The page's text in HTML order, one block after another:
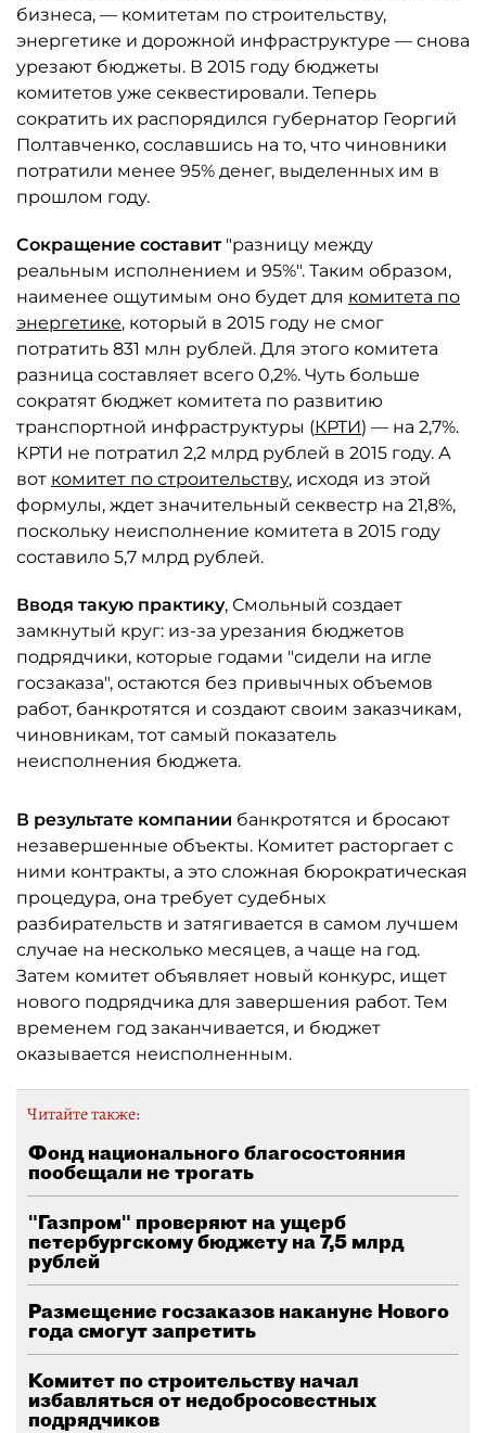
бизнеса, — комитетам по строительству,
энергетике и дорожной инфраструктуре — снова
урезают бюджеты. В 2015 году бюджеты
комитетов уже секвестировали. Теперь
сократить их распорядился губернатор Георгий
Полтавченко, сославшись на то, что чиновники
потратили менее 95% денег, выделенных им в
прошлом году.
Сокращение составит"разницу между
реальным исполнением и 95%". Таким образом,
наименее ощутимым оно будет для комитета по
энергетике, который в 2015 году не смог
потратить 831 млн рублей. Для этого комитета
разница составляет всего 0,2%. Чуть больше
сократят бюджет комитета по развитию
транспортной инфраструктуры (КРТИ) — на 2,7%.
КРТИ не потратил 2,2 млрд рублей в 2015 году. А
вот комитет по строительству, исходя из этой
формулы, ждет значительный секвестр на 21,8%,
поскольку неисполнение комитета в 2015 году
составило 5,7 млрд рублей.
Вводя такую практику, Смольный создает
замкнутый круг: из-за урезания бюджетов
подрядчики, которые годами "сидели на игле
госзаказа", остаются без привычных объемов
работ, банкротятся и создают своим заказчикам,
чиновникам, тот самый показатель
неисполнения бюджета.
В результате компании банкротятся и бросают
незавершенные объекты. Комитет расторгает с
ними контракты, а это сложная бюрократическая
процедура, она требует судебных
разбирательств и затягивается в самом лучшем
случае на несколько месяцев, а чаще на год.
Затем комитет объявляет новый конкурс, ищет
нового подрядчика для завершения работ. Тем
временем год заканчивается, и бюджет
оказывается неисполненным.
Читайте также:
Фонд национального благосостояния
пообещали не трогать
"Газпром" проверяют на ущерб
петербургскому бюджету на 7,5 млрд
рублей
Размещение госзаказов накануне Нового
года смогут запретить
Комитет по строительству начал
избавляться от недобросовестных
подрядчиков